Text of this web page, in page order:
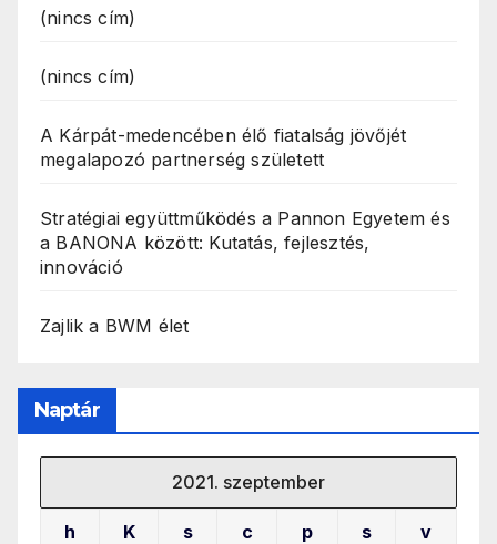
(nincs cím)
(nincs cím)
A Kárpát-medencében élő fiatalság jövőjét
megalapozó partnerség született
Stratégiai együttműködés a Pannon Egyetem és
a BANONA között: Kutatás, fejlesztés,
innováció
Zajlik a BWM élet
Naptár
2021. szeptember
h K s c p s v